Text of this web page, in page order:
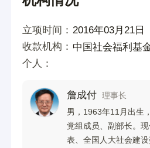
立项时间： 2016年03月21日
收款机构： 中国社会福利基
个人：
詹成付 理事长
男，1963年11月出生
党组成员、副部长。
表、全国人大社会建